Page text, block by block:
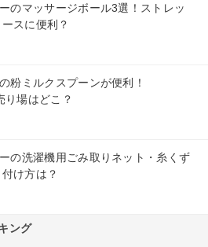
のマッサージボール3選！ストレッ
スに便利？
粉ミルクスプーンが便利！
場はどこ？
の洗濯機用ごみ取りネット・糸くず
け方は？
ング